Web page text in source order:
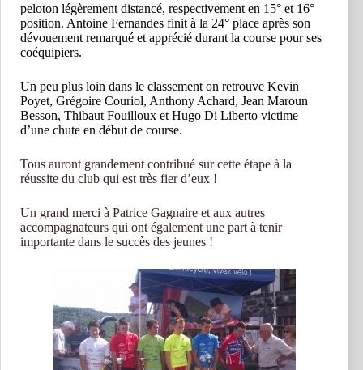
peloton légèrement distancé, respectivement en 15° et 16°
position. Antoine Fernandes finit à la 24° place après son
dévouement remarqué et apprécié durant la course pour ses
coéquipiers.
Un peu plus loin dans le classement on retrouve Kevin
Poyet, Grégoire Couriol, Anthony Achard, Jean Maroun
Besson, Thibaut Fouilloux et Hugo Di Liberto victime
d’une chute en début de course.
Tous auront grandement contribué sur cette étape à la
réussite du club qui est très fier d’eux !
Un grand merci à Patrice Gagnaire et aux autres
accompagnateurs qui ont également une part à tenir
importante dans le succès des jeunes !